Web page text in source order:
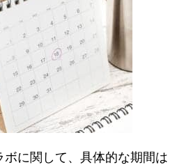
に関して、具体的な期間は